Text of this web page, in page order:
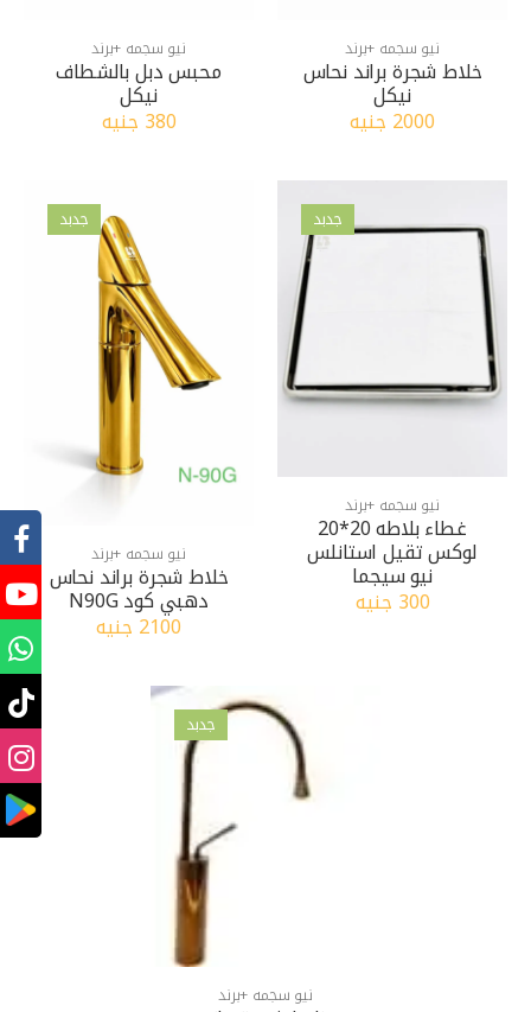
نيو سجمه +برند
خلاط شجرة براند نحاس
نيكل
2000 جنيه
نيو سجمه +برند
محبس دبل بالشطاف
نيكل
380 جنيه
جدبد
نيو سجمه +برند
غطاء بلاطه 20*20
لوكس تقيل استانلس
نيو سيجما
300 جنيه
جدبد
نيو سجمه +برند
خلاط شجرة براند نحاس
دهبي كود N90G
2100 جنيه
جدبد
نيو سجمه +برند